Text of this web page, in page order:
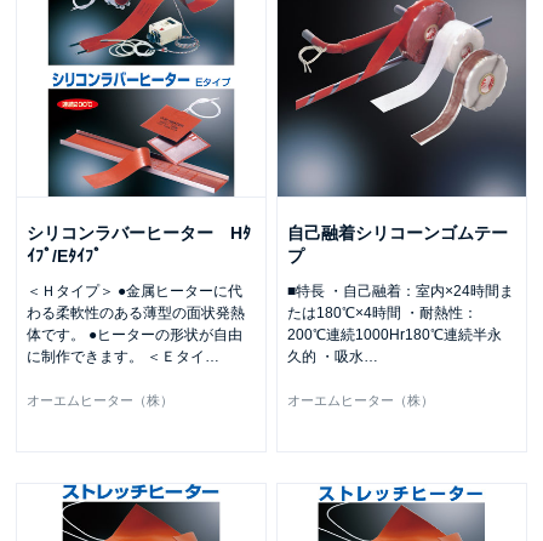
シリコンラバーヒーター Hﾀ
ｲﾌﾟ/Eﾀｲﾌﾟ
＜Ｈタイプ＞ ●金属ヒーターに代
わる柔軟性のある薄型の面状発熱
体です。 ●ヒーターの形状が自由
に制作できます。 ＜Ｅタイ
オーエムヒーター（株）
自己融着シリコーンゴムテー
プ
■特長 ・自己融着：室内×24時間ま
たは180℃×4時間 ・耐熱性：
200℃連続1000Hr180℃連続半永
久的 ・吸水
オーエムヒーター（株）